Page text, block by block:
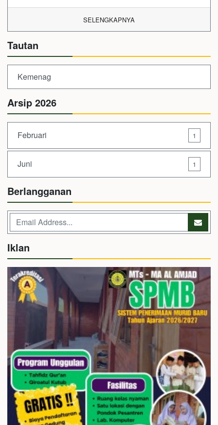
SELENGKAPNYA
Tautan
Kemenag
Arsip 2026
Februari 1
Juni 1
Berlangganan
Iklan